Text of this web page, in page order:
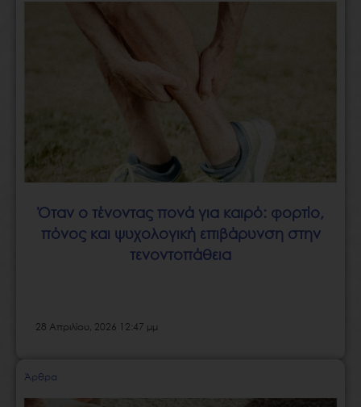
Όταν ο τένοντας πονά για καιρό: φορτίο,
πόνος και ψυχολογική επιβάρυνση στην
τενοντοπάθεια
28 Απριλίου, 2026 12:47 μμ
Άρθρα